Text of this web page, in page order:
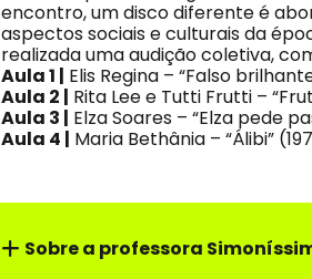
encontro, um disco diferente é
aspectos sociais e culturais da
realizada uma audição coletiva,
Aula 1 | Elis Regina – “Falso
Aula 2 | Rita Lee e Tutti Frutti –
Aula 3 | Elza Soares – “Elza pede
Aula 4 | Maria Bethânia – “Álibi”
Sobre a professora